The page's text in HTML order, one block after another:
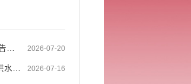
2026-07-20
开远市自然资源局建设用地规划许可证、建设工程规划许可证批前公示（开远市南部片区城乡供水 ... 2026-07-16